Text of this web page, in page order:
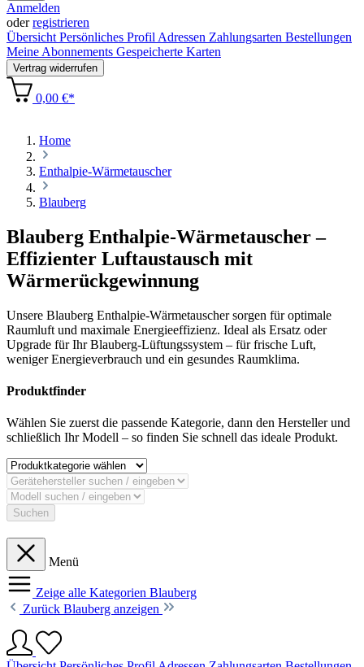
Anmelden
oderregistrieren
Übersicht Persönliches Profil Adressen Zahlungsarten Bestellungen
Meine Abonnements Gespeicherte Karten
Vertrag widerrufen
0,00 €*
Home
Enthalpie-Wärmetauscher
Blauberg
Blauberg Enthalpie-Wärmetauscher –
Effizienter Luftaustausch mit
Wärmerückgewinnung
Unsere Blauberg Enthalpie-Wärmetauscher sorgen für optimale
Raumluft und maximale Energieeffizienz. Ideal als Ersatz oder
Upgrade für Ihr Blauberg-Lüftungssystem – für frische Luft,
weniger Energieverbrauch und ein gesundes Raumklima.
Produktfinder
Wählen Sie zuerst die passende Kategorie, dann den Hersteller und
schließlich Ihr Modell – so finden Sie schnell das ideale Produkt.
Suchen
Menü
Zeige alle Kategorien Blauberg
Zurück Blauberg anzeigen